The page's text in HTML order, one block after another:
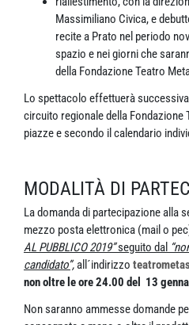
Massimiliano Civica, e
recite a Prato nel periodo
spazio e nei giorni che
della Fondazione Teatro
Lo spettacolo effettuerà
circuito regionale della Fondazione
piazze e secondo il calendario
MODALITÀ DI
La domanda di partecipazione alla
mezzo posta elettronica (mail o
AL PUBBLICO 2019”seguito dal
candidato”,all´indirizzo
non oltre le ore 24.00 del 13
Non saranno ammesse domande